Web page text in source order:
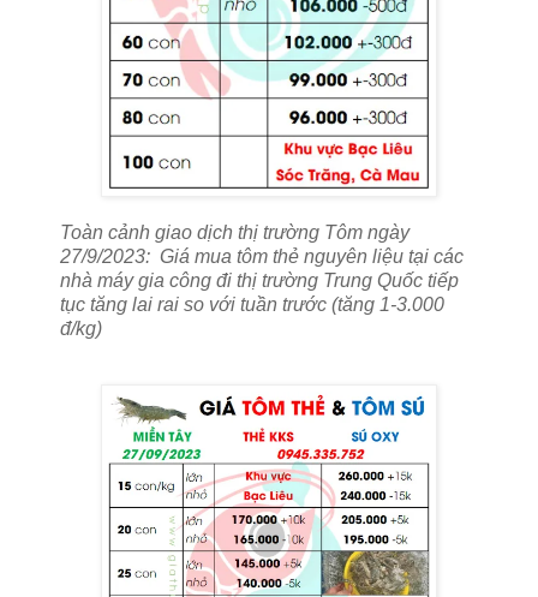
Toàn cảnh giao dịch thị trường Tôm ngày
27/9/2023: Giá mua tôm thẻ nguyên liệu tại các
nhà máy gia công đi thị trường Trung Quốc tiếp
tục tăng lai rai so với tuần trước (tăng 1-3.000
đ/kg)